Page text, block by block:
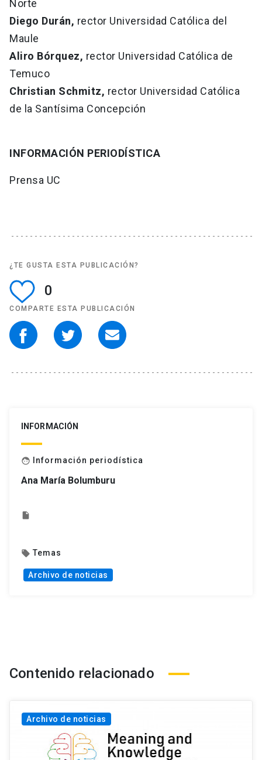
Norte
Diego Durán, rector Universidad Católica del
Maule
Aliro Bórquez, rector Universidad Católica de
Temuco
Christian Schmitz, rector Universidad Católica
de la Santísima Concepción
INFORMACIÓN PERIODÍSTICA
Prensa UC
¿TE GUSTA ESTA PUBLICACIÓN?
0
COMPARTE ESTA PUBLICACIÓN
INFORMACIÓN
face Información periodística
Ana María Bolumburu
insert_drive_file
local_offer Temas
Archivo de noticias
Contenido relacionado
Archivo de noticias